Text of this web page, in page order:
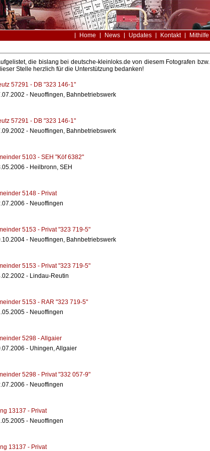
Home News Updates Kontakt Mithilfe
die bislang bei deutsche-kleinloks.de von diesem Fotografen
Stelle herzlich für die Unterstützung bedanken!
57291 - DB "323 146-1"
- Neuoffingen, Bahnbetriebswerk
57291 - DB "323 146-1"
- Neuoffingen, Bahnbetriebswerk
5103 - SEH "Köf 6382"
- Heilbronn, SEH
5148 - Privat
- Neuoffingen
5153 - Privat "323 719-5"
- Neuoffingen, Bahnbetriebswerk
5153 - Privat "323 719-5"
- Lindau-Reutin
5153 - RAR "323 719-5"
- Neuoffingen
5298 - Allgaier
- Uhingen, Allgaier
5298 - Privat "332 057-9"
- Neuoffingen
13137 - Privat
- Neuoffingen
13137 - Privat